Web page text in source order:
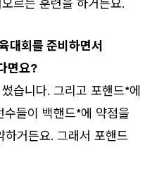
르는 훈련을 하거든요.
대회를 준비하면서
면요?
습니다. 그리고 포핸드*에
들이 백핸드*에 약점을
거든요. 그래서 포핸드